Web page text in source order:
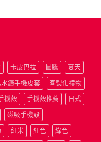
卡皮巴拉 圖騰 夏天
鑽手機皮套 客製化禮物
機殼 手機殼推薦 日式
磁吸手機殼
紅米 紅色 綠色